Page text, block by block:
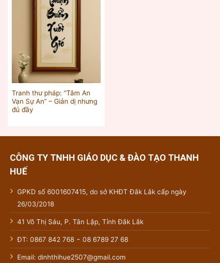
Tranh thư pháp: “Tâm An
Vạn Sự An” – Giản dị nhưng
đủ đầy
CÔNG TY TNHH GIÁO DỤC & ĐÀO TẠO THANH
HUẾ
GPKD số 6001607415, do sở KHĐT Đắk Lắk cấp ngày
26/03/2018
41 Võ Thị Sáu, P. Tân Lập, Tỉnh Đắk Lắk
ĐT: 0867 842 768- 08 6789 27 68
Email: dinhthihue2507@gmail.com